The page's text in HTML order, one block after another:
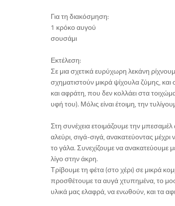
Για τη διακόσμηση:
1 κρόκο αυγού
σουσάμι
Εκτέλεση:
Σε μια σχετικά ευρύχωρη λεκάνη
σχηματιστούν μικρά ψίχουλα ζύμης,
και αφράτη, που δεν κολλάει στα
υφή του). Μόλις είναι έτοιμη, την
Στη συνέχεια ετοιμάζουμε την
αλεύρι, σιγά-σιγά, ανακατεύοντας
το γάλα. Συνεχίζουμε να ανακατεύουμε
λίγο στην άκρη.
Τρίβουμε τη φέτα (στο χέρι) σε μικρά
προσθέτουμε τα αυγά χτυπημένα, το
υλικά μας ελαφρά, να ενωθούν, και τα